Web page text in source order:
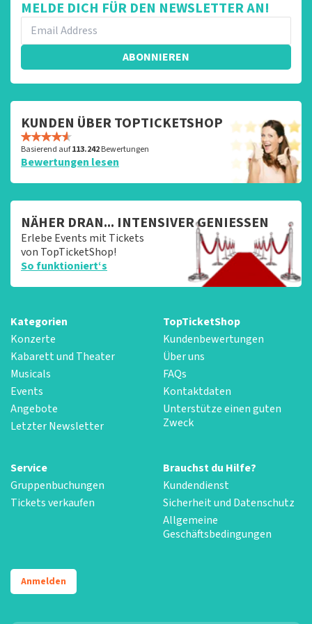
MELDE DICH FÜR DEN NEWSLETTER AN!
ABONNIEREN
KUNDEN ÜBER TOPTICKETSHOP
Basierend auf113.242Bewertungen
Bewertungen lesen
NÄHER DRAN... INTENSIVER GENIESSEN
Erlebe Events mit Tickets
von TopTicketShop!
So funktioniert‘s
Kategorien
Konzerte
Kabarett und Theater
Musicals
Events
Angebote
Letzter Newsletter
TopTicketShop
Kundenbewertungen
Über uns
FAQs
Kontaktdaten
Unterstütze einen guten
Zweck
Service
Gruppenbuchungen
Tickets verkaufen
Brauchst du Hilfe?
Kundendienst
Sicherheit und Datenschutz
Allgemeine
Geschäftsbedingungen
Anmelden